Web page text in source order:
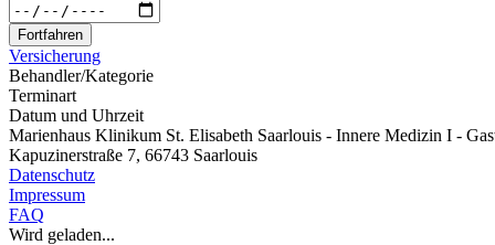
Fortfahren
Versicherung
Behandler/Kategorie
Terminart
Datum und Uhrzeit
Marienhaus Klinikum St. Elisabeth Saarlouis - Innere Medizin I -
Kapuzinerstraße 7, 66743 Saarlouis
Datenschutz
Impressum
FAQ
Wird geladen...